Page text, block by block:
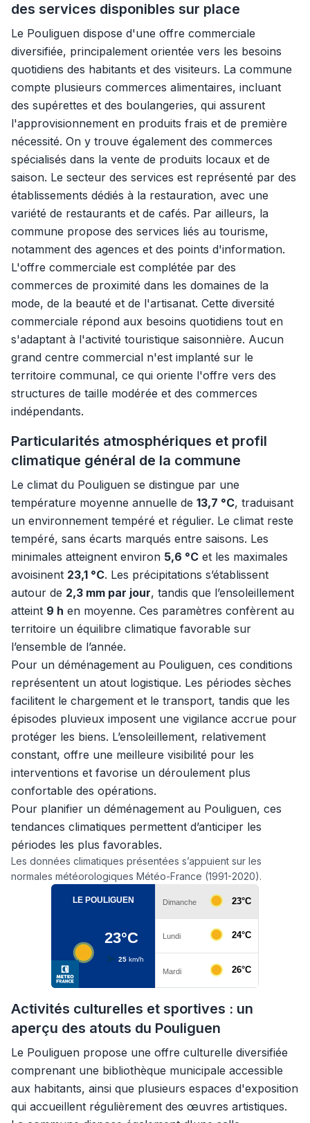
des services disponibles sur place
Le Pouliguen dispose d'une offre commerciale
diversifiée, principalement orientée vers les besoins
quotidiens des habitants et des visiteurs. La commune
compte plusieurs commerces alimentaires, incluant
des supérettes et des boulangeries, qui assurent
l'approvisionnement en produits frais et de première
nécessité. On y trouve également des commerces
spécialisés dans la vente de produits locaux et de
saison. Le secteur des services est représenté par des
établissements dédiés à la restauration, avec une
variété de restaurants et de cafés. Par ailleurs, la
commune propose des services liés au tourisme,
notamment des agences et des points d'information.
L'offre commerciale est complétée par des
commerces de proximité dans les domaines de la
mode, de la beauté et de l'artisanat. Cette diversité
commerciale répond aux besoins quotidiens tout en
s'adaptant à l'activité touristique saisonnière. Aucun
grand centre commercial n'est implanté sur le
territoire communal, ce qui oriente l'offre vers des
structures de taille modérée et des commerces
indépendants.
Particularités atmosphériques et profil
climatique général de la commune
Le climat du Pouliguen se distingue par une
température moyenne annuelle de 13,7 °C, traduisant
un environnement tempéré et régulier. Le climat reste
tempéré, sans écarts marqués entre saisons. Les
minimales atteignent environ 5,6 °C et les maximales
avoisinent 23,1 °C. Les précipitations s’établissent
autour de 2,3 mm par jour, tandis que l’ensoleillement
atteint 9 h en moyenne. Ces paramètres confèrent au
territoire un équilibre climatique favorable sur
l’ensemble de l’année.
Pour un déménagement au Pouliguen, ces conditions
représentent un atout logistique. Les périodes sèches
facilitent le chargement et le transport, tandis que les
épisodes pluvieux imposent une vigilance accrue pour
protéger les biens. L’ensoleillement, relativement
constant, offre une meilleure visibilité pour les
interventions et favorise un déroulement plus
confortable des opérations.
Pour planifier un déménagement au Pouliguen, ces
tendances climatiques permettent d’anticiper les
périodes les plus favorables.
Les données climatiques présentées s’appuient sur les
normales météorologiques Météo-France (1991-2020).
Activités culturelles et sportives : un
aperçu des atouts du Pouliguen
Le Pouliguen propose une offre culturelle diversifiée
comprenant une bibliothèque municipale accessible
aux habitants, ainsi que plusieurs espaces d'exposition
qui accueillent régulièrement des œuvres artistiques.